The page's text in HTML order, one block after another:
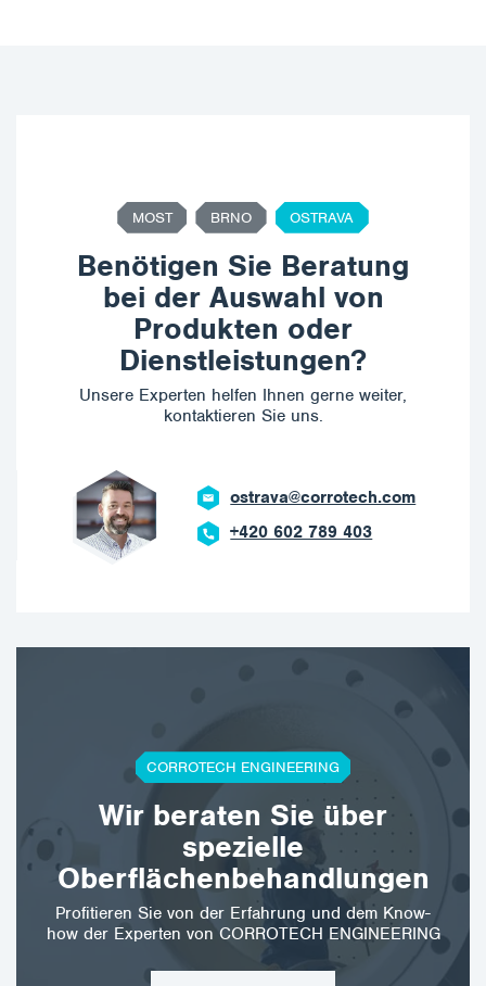
MOST BRNO OSTRAVA
Benötigen Sie Beratung
bei der Auswahl von
Produkten oder
Dienstleistungen?
Unsere Experten helfen Ihnen gerne weiter,
kontaktieren Sie uns.
ostrava@corrotech.com
+420 602 789 403
CORROTECH ENGINEERING
Wir beraten Sie über
spezielle
Oberflächenbehandlungen
Profitieren Sie von der Erfahrung und dem Know-
how der Experten von CORROTECH ENGINEERING